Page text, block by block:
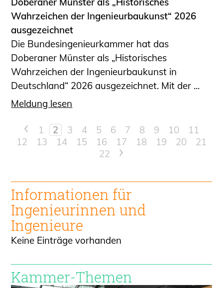
Wahrzeichen der Ingenieurbaukunst“ 2026
ausgezeichnet
Die Bundesingenieurkammer hat das
Doberaner Münster als „Historisches
Wahrzeichen der Ingenieurbaukunst in
Deutschland“ 2026 ausgezeichnet. Mit der ...
Meldung lesen
< 1 2 3 4 5 6 7 8 9 10
11
12
13 14 15 16 17 18 19 20
21
22
>
Informationen für
Ingenieurinnen und
Ingenieure
Keine Einträge vorhanden
Kammer-Themen